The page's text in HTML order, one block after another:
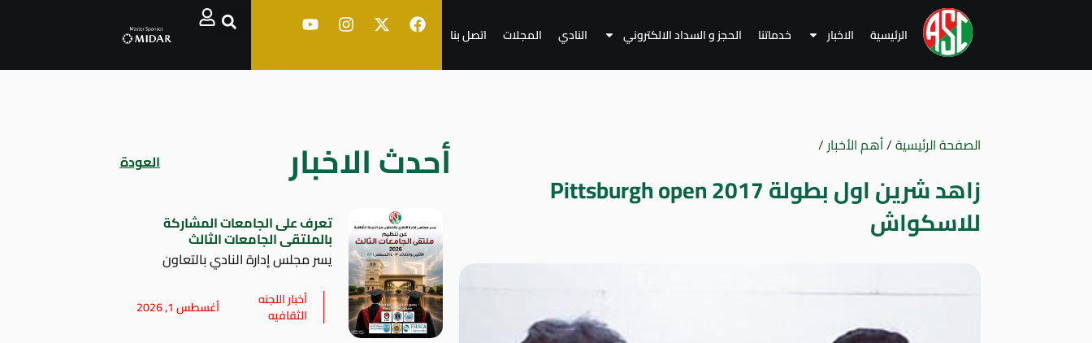
الرئيسية الاخبار خدماتنا الحجز و السداد الالكتروني النادي المجلات اتصل بنا
الصفحة الرئيسية/أهم الأخبار/
زاهد شرين اول بطولة Pittsburgh open 2017
للاسكواش
أحدث الاخبار العودة
تعرف على الجامعات المشاركة
بالملتقى الجامعات الثالث
يسر مجلس إدارة النادي بالتعاون
أخبار اللجنه
الثقافيه أغسطس 1, 2026